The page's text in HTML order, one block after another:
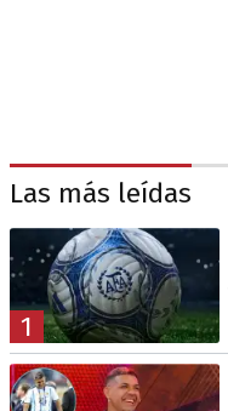
Las más leídas
1